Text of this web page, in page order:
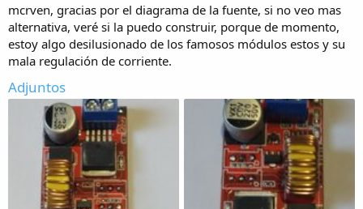
mcrven, gracias por el diagrama de la fuente, si no veo mas
alternativa, veré si la puedo construir, porque de momento,
estoy algo desilusionado de los famosos módulos estos y su
mala regulación de corriente.
Adjuntos